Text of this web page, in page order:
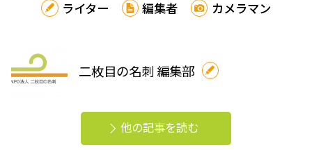
ライター 編集者 カメラマン
二枚目の名刺 編集部
他の記事を読む